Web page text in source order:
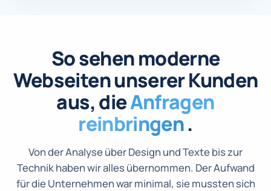
So sehen moderne
Webseiten unserer Kunden
aus, dieAnfragen
reinbringen.
Von der Analyse über Design und Texte bis zur
Technik haben wir alles übernommen. Der Aufwand
für die Unternehmen war minimal, sie mussten sich